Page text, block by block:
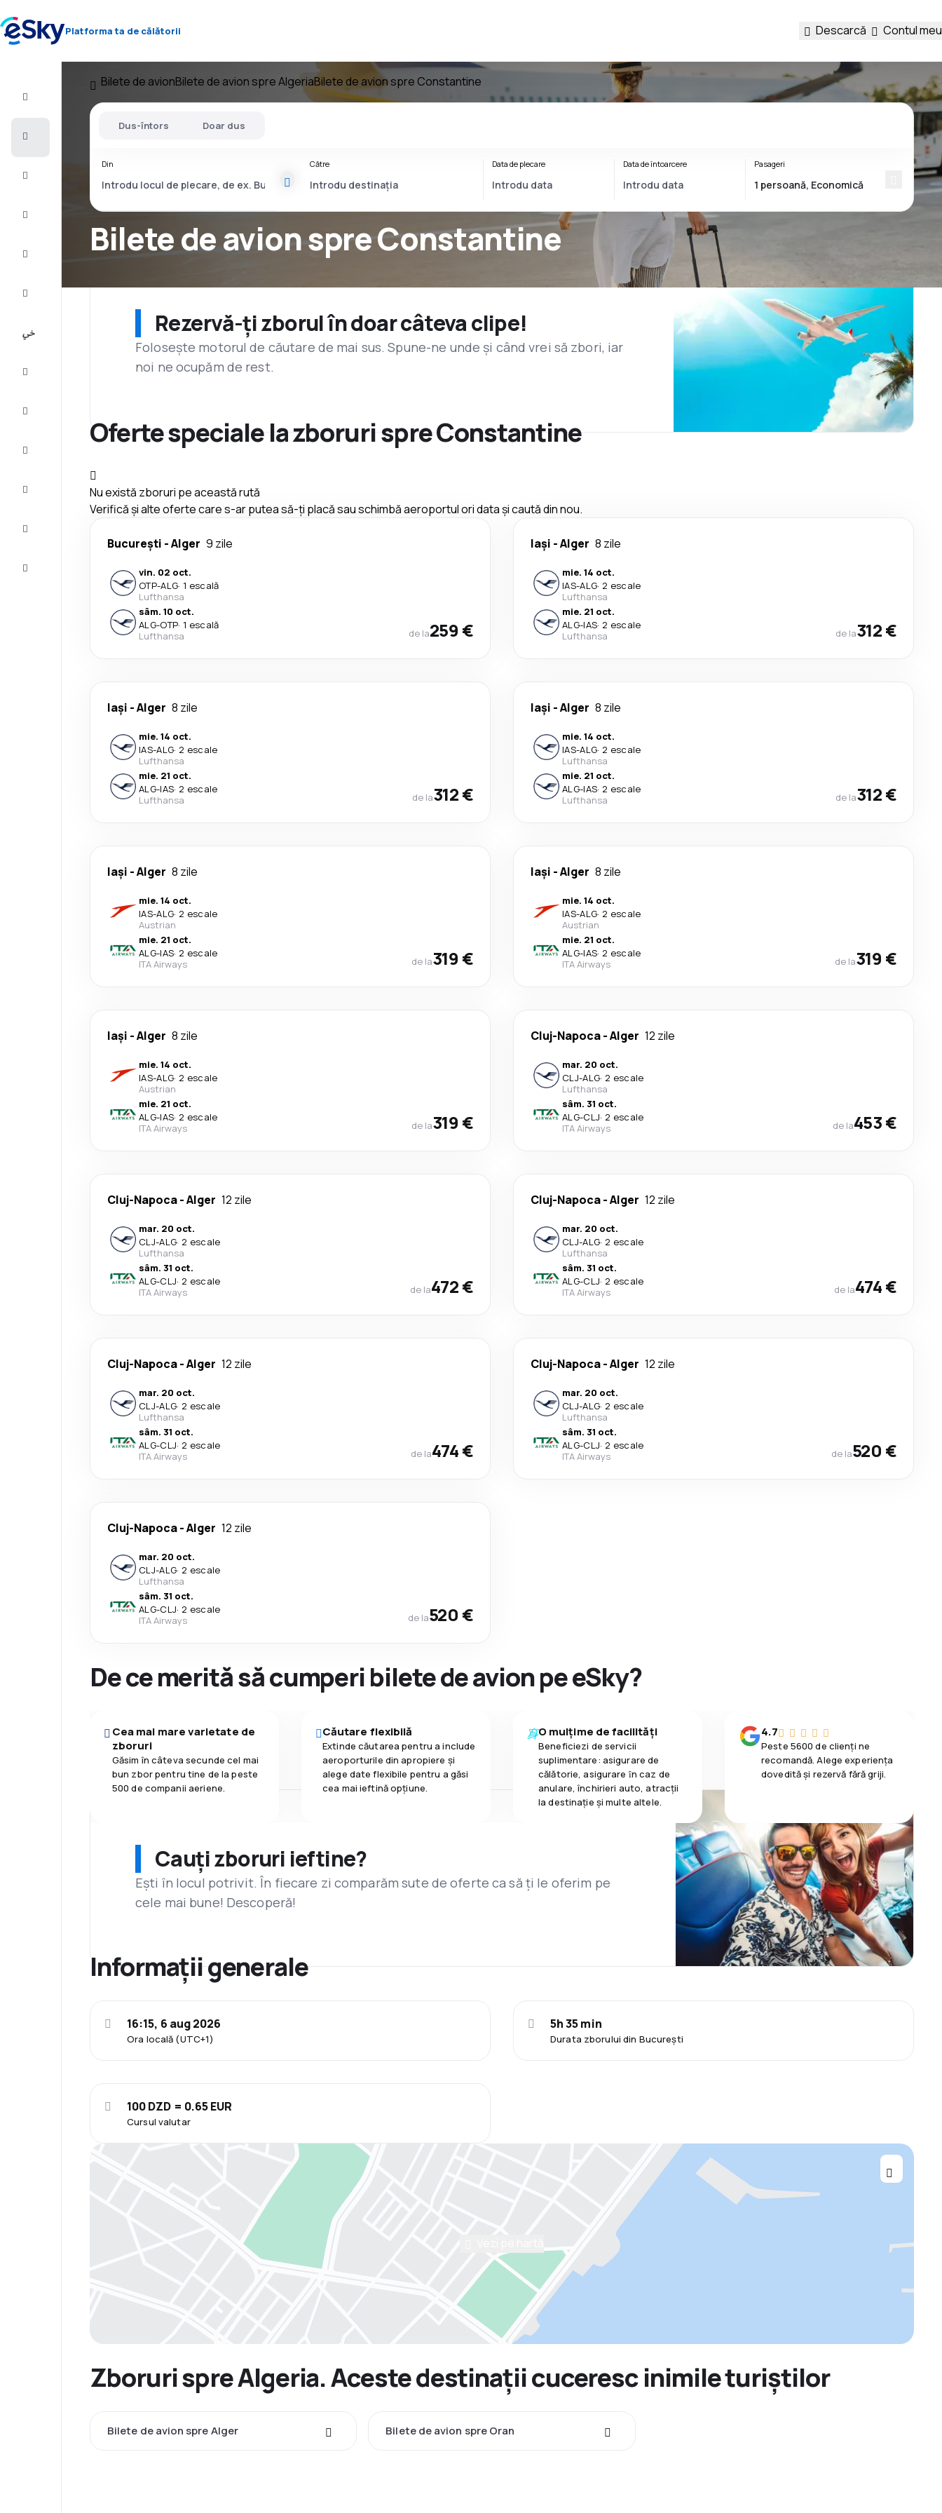
Platforma ta de călătorii Descarcă Contul meu
Bilete de avionBilete de avion spre AlgeriaBilete de avion spre Constantine
Bilete de avion spre Constantine
Dus-întors Doar dus
Din Către Data de plecare Data de întoarcere Pasageri
Rezervă-ți zborul în doar câteva clipe!
Folosește motorul de căutare de mai sus. Spune-ne unde și când vrei să zbori, iar
noi ne ocupăm de rest.
Oferte speciale la zboruri spre Constantine
Nu există zboruri pe această rută
Verifică și alte oferte care s-ar putea să-ți placă sau schimbă aeroportul ori data și caută din nou.
București -Alger 9 zile
vin. 02 oct.
OTP-ALG· 1 escală
Lufthansa
sâm. 10 oct.
ALG-OTP· 1 escală
Lufthansa
de la259 €
Iași -Alger 8 zile
mie. 14 oct.
IAS-ALG· 2 escale
Lufthansa
mie. 21 oct.
ALG-IAS· 2 escale
Lufthansa
de la312 €
Iași -Alger 8 zile
mie. 14 oct.
IAS-ALG· 2 escale
Lufthansa
mie. 21 oct.
ALG-IAS· 2 escale
Lufthansa
de la312 €
Iași -Alger 8 zile
mie. 14 oct.
IAS-ALG· 2 escale
Lufthansa
mie. 21 oct.
ALG-IAS· 2 escale
Lufthansa
de la312 €
Iași -Alger 8 zile
mie. 14 oct.
IAS-ALG· 2 escale
Austrian
mie. 21 oct.
ALG-IAS· 2 escale
ITA Airways
de la319 €
Iași -Alger 8 zile
mie. 14 oct.
IAS-ALG· 2 escale
Austrian
mie. 21 oct.
ALG-IAS· 2 escale
ITA Airways
de la319 €
Iași -Alger 8 zile
mie. 14 oct.
IAS-ALG· 2 escale
Austrian
mie. 21 oct.
ALG-IAS· 2 escale
ITA Airways
de la319 €
Cluj-Napoca-Alger 12 zile
mar. 20 oct.
CLJ-ALG· 2 escale
Lufthansa
sâm. 31 oct.
ALG-CLJ· 2 escale
ITA Airways
de la453 €
Cluj-Napoca-Alger 12 zile
mar. 20 oct.
CLJ-ALG· 2 escale
Lufthansa
sâm. 31 oct.
ALG-CLJ· 2 escale
ITA Airways
de la472 €
Cluj-Napoca-Alger 12 zile
mar. 20 oct.
CLJ-ALG· 2 escale
Lufthansa
sâm. 31 oct.
ALG-CLJ· 2 escale
ITA Airways
de la474 €
Cluj-Napoca-Alger 12 zile
mar. 20 oct.
CLJ-ALG· 2 escale
Lufthansa
sâm. 31 oct.
ALG-CLJ· 2 escale
ITA Airways
de la474 €
Cluj-Napoca-Alger 12 zile
mar. 20 oct.
CLJ-ALG· 2 escale
Lufthansa
sâm. 31 oct.
ALG-CLJ· 2 escale
ITA Airways
de la520 €
Cluj-Napoca-Alger 12 zile
mar. 20 oct.
CLJ-ALG· 2 escale
Lufthansa
sâm. 31 oct.
ALG-CLJ· 2 escale
ITA Airways
de la520 €
De ce merită să cumperi bilete de avion pe eSky?
Cea mai mare varietate de
zboruri
Găsim în câteva secunde cel mai
bun zbor pentru tine de la peste
500 de companii aeriene.
Căutare flexibilă
Extinde căutarea pentru a include
aeroporturile din apropiere și
alege date flexibile pentru a găsi
cea mai ieftină opțiune.
O mulțime de facilități
Beneficiezi de servicii
suplimentare: asigurare de
călătorie, asigurare ȋn caz de
anulare, închirieri auto, atracții
la destinaţie și multe altele.
4.7
Peste 5600 de clienți ne
recomandă. Alege experiența
dovedită și rezervă fără griji.
Cauți zboruri ieftine?
Ești în locul potrivit. În fiecare zi comparăm sute de oferte ca să ți le oferim pe
cele mai bune! Descoperă!
Informații generale
Ora locală (UTC+1)
16:15, 6 aug 2026
Durata zborului din București
5h 35 min
Cursul valutar
100 DZD = 0.65 EUR
Zboruri spre Algeria. Aceste destinații cuceresc inimile turiștilor
Bilete de avion spre Alger Bilete de avion spre Oran